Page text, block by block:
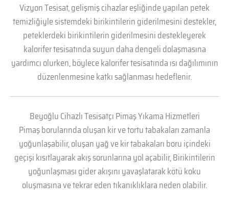
Vizyon Tesisat, gelişmiş cihazlar eşliğinde yapılan petek
temizliğiyle sistemdeki birikintilerin giderilmesini destekler,
peteklerdeki birikintilerin giderilmesini destekleyerek
kalorifer tesisatında suyun daha dengeli dolaşmasına
yardımcı olurken, böylece kalorifer tesisatında ısı dağılımının
düzenlenmesine katkı sağlanması hedeflenir.
Beyoğlu Cihazlı Tesisatçı Pimaş Yıkama Hizmetleri
Pimaş borularında oluşan kir ve tortu tabakaları zamanla
yoğunlaşabilir, oluşan yağ ve kir tabakaları boru içindeki
geçişi kısıtlayarak akış sorunlarına yol açabilir, Birikintilerin
yoğunlaşması gider akışını yavaşlatarak kötü koku
oluşmasına ve tekrar eden tıkanıklıklara neden olabilir.